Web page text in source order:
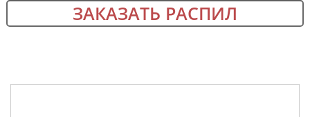
ЗАКАЗАТЬ РАСПИЛ